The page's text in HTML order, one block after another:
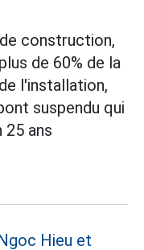
construction,
de 60% de la
l'installation,
suspendu qui
ans